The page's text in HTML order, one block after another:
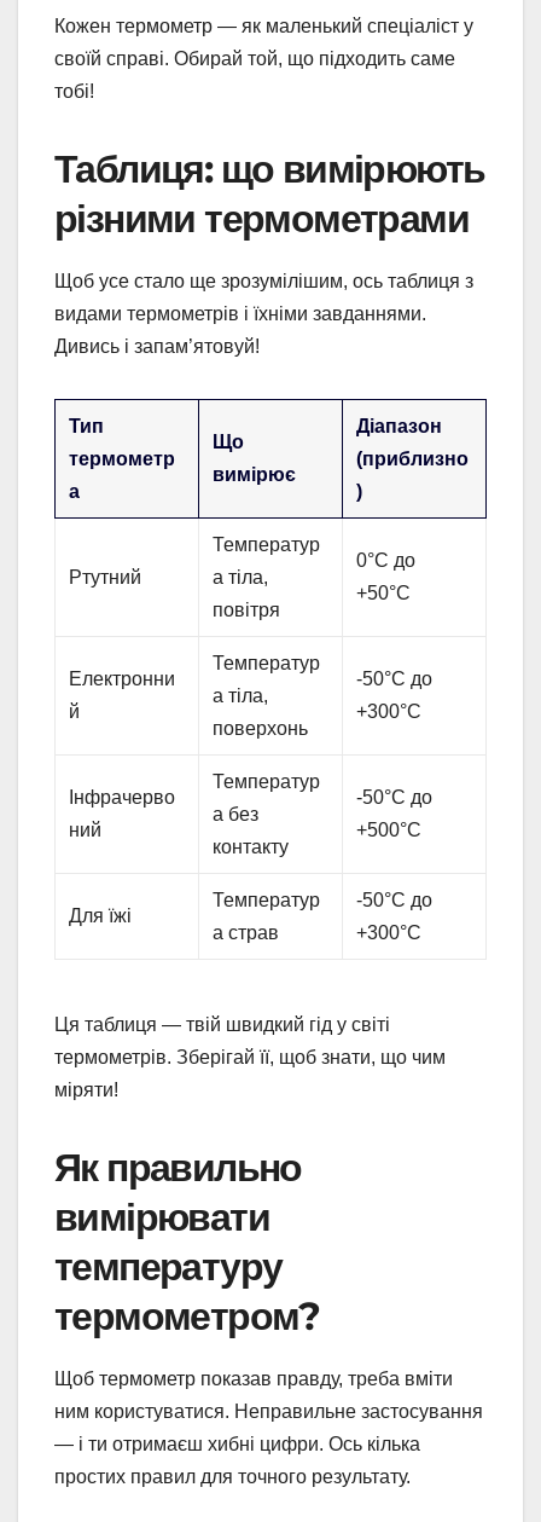
Кожен термометр — як маленький спеціаліст у
своїй справі. Обирай той, що підходить саме
тобі!
Таблиця: що вимірюють
різними термометрами
Щоб усе стало ще зрозумілішим, ось таблиця з
видами термометрів і їхніми завданнями.
Дивись і запам’ятовуй!
Тип
термометр
а
Що
вимірює
Діапазон
(приблизно
)
Ртутний
Температур
а тіла,
повітря
0°C до
+50°C
Електронни
й
Температур
а тіла,
поверхонь
-50°C до
+300°C
Інфрачерво
ний
Температур
а без
контакту
-50°C до
+500°C
Для їжі
Температур
а страв
-50°C до
+300°C
Ця таблиця — твій швидкий гід у світі
термометрів. Зберігай її, щоб знати, що чим
міряти!
Як правильно
вимірювати
температуру
термометром?
Щоб термометр показав правду, треба вміти
ним користуватися. Неправильне застосування
— і ти отримаєш хибні цифри. Ось кілька
простих правил для точного результату.